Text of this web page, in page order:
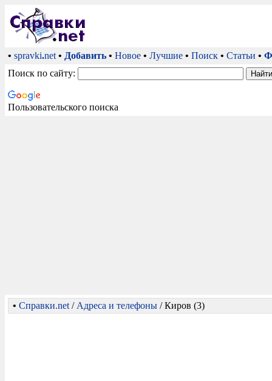
• spravki.net • Добавить • Новое • Лучшие • Поиск • Статьи •
Поиск по сайту:
Пользовательского поиска
• Справки.net / Адреса и телефоны / Киров (3)